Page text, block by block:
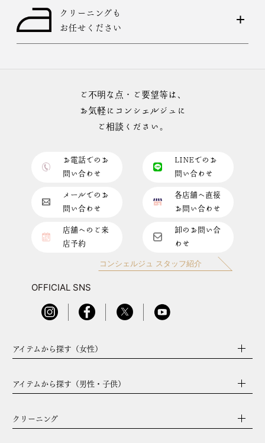
クリーニングも
お任せください
ご不明な点・ご要望等は、
お気軽にコンシェルジュに
ご相談ください。
お電話でのお
問い合わせ
LINEでのお
問い合わせ
メールでのお
問い合わせ
各店舗へ直接
お問い合わせ
店舗へのご来
店予約
卸のお問い合
わせ
コンシェルジュ スタッフ紹介
OFFICIAL SNS
アイテムから探す（女性）
アイテムから探す（男性・子供）
クリーニング